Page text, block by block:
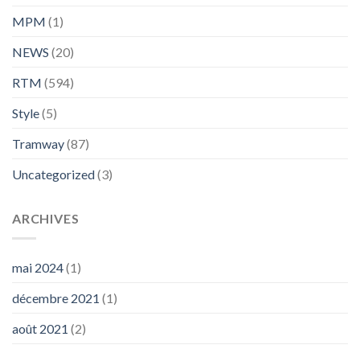
MPM (1)
NEWS (20)
RTM (594)
Style(5)
Tramway(87)
Uncategorized(3)
ARCHIVES
mai 2024(1)
décembre 2021 (1)
août 2021 (2)